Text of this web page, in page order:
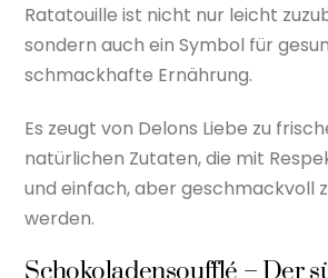
Ratatouille ist nicht nur leicht
sondern auch ein Symbol für
schmackhafte Ernährung.
Es zeugt von Delons Liebe zu
natürlichen Zutaten, die mit
und einfach, aber geschmackvoll
werden.